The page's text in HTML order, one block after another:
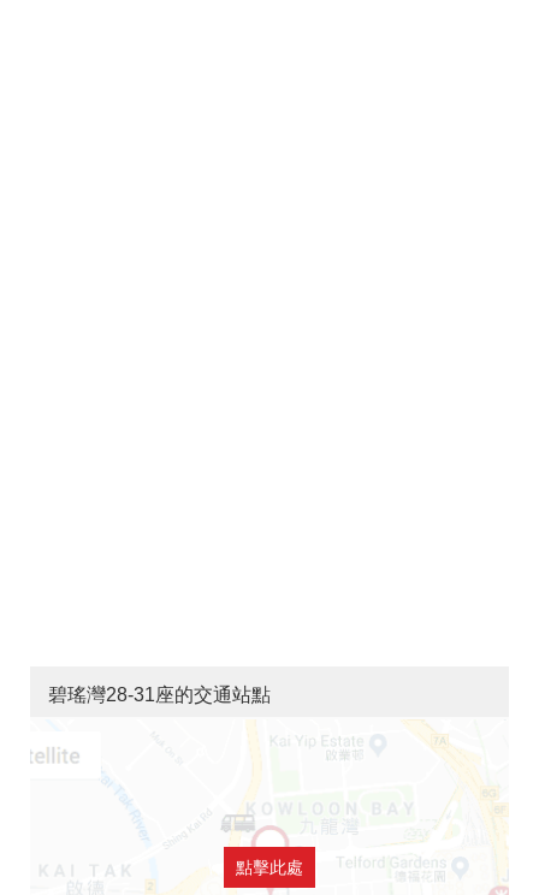
碧瑤灣28-31座的交通站點
點擊此處